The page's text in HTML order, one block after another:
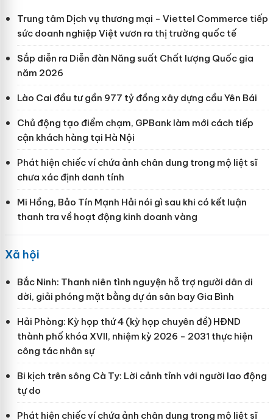
Trung tâm Dịch vụ thương mại - Viettel Commerce tiếp
sức doanh nghiệp Việt vươn ra thị trường quốc tế
Sắp diễn ra Diễn đàn Năng suất Chất lượng Quốc gia
năm 2026
Lào Cai đầu tư gần 977 tỷ đồng xây dựng cầu Yên Bái
Chủ động tạo điểm chạm, GPBank làm mới cách tiếp
cận khách hàng tại Hà Nội
Phát hiện chiếc ví chứa ảnh chân dung trong mộ liệt sĩ
chưa xác định danh tính
Mi Hồng, Bảo Tín Mạnh Hải nói gì sau khi có kết luận
thanh tra về hoạt động kinh doanh vàng
Xã hội
Bắc Ninh: Thanh niên tình nguyện hỗ trợ người dân di
dời, giải phóng mặt bằng dự án sân bay Gia Bình
Hải Phòng: Kỳ họp thứ 4 (kỳ họp chuyên đề) HĐND
thành phố khóa XVII, nhiệm kỳ 2026 - 2031 thực hiện
công tác nhân sự
Bi kịch trên sông Cà Ty: Lời cảnh tỉnh với người lao động
tự do
Phát hiện chiếc ví chứa ảnh chân dung trong mộ liệt sĩ